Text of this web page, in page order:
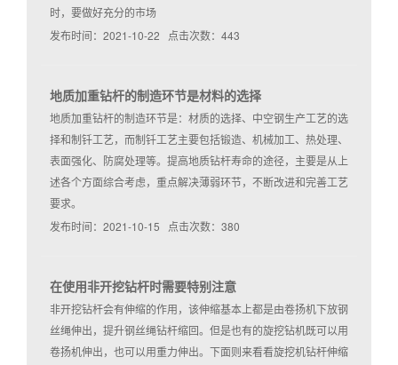
时，要做好充分的市场
发布时间：2021-10-22 点击次数：443
地质加重钻杆的制造环节是材料的选择
地质加重钻杆的制造环节是：材质的选择、中空钢生产工艺的选
择和制钎工艺，而制钎工艺主要包括锻造、机械加工、热处理、
表面强化、防腐处理等。提高地质钻杆寿命的途径，主要是从上
述各个方面综合考虑，重点解决薄弱环节，不断改进和完善工艺
要求。
发布时间：2021-10-15 点击次数：380
在使用非开挖钻杆时需要特别注意
非开挖钻杆会有伸缩的作用，该伸缩基本上都是由卷扬机下放钢
丝绳伸出，提升钢丝绳钻杆缩回。但是也有的旋挖钻机既可以用
卷扬机伸出，也可以用重力伸出。下面则来看看旋挖机钻杆伸缩